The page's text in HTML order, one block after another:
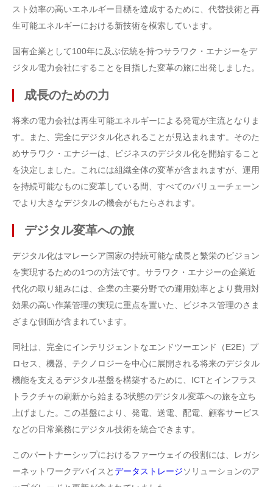
スト効率の高いエネルギー目標を達成するために、代替技術と再
生可能エネルギーにおける新技術を模索しています。
国有企業として100年に及ぶ伝統を持つサラワク・エナジーをデ
ジタル電力会社にすることを目指した変革の旅に出発しました。
成長のための力
将来の電力会社は再生可能エネルギーによる発電が主流となりま
す。また、完全にデジタル化されることが見込まれます。そのた
めサラワク・エナジーは、ビジネスのデジタル化を開始すること
を決定しました。これには組織全体の変革が含まれますが、運用
を持続可能なものに変革している間、すべてのバリューチェーン
でより大きなデジタルの機会がもたらされます。
デジタル変革への旅
デジタル化はマレーシア国家の持続可能な成長と繁栄のビジョン
を実現するための1つの方法です。サラワク・エナジーの企業近
代化の取り組みには、企業の主要分野での運用効率とより費用対
効果の高い作業管理の実現に重点を置いた、ビジネス管理のさま
ざまな側面が含まれています。
同社は、完全にインテリジェントなエンドツーエンド（E2E）プ
ロセス、機器、テクノロジーを中心に展開される将来のデジタル
機能を支えるデジタル基盤を構築するために、ICTとインフラス
トラクチャの刷新から始まる3状態のデジタル変革への旅を立ち
上げました。この基盤により、発電、送電、配電、顧客サービス
などの日常業務にデジタル技術を統合できます。
このパートナーシップにおけるファーウェイの役割には、レガシ
ーネットワークデバイスとデータストレージソリューションのア